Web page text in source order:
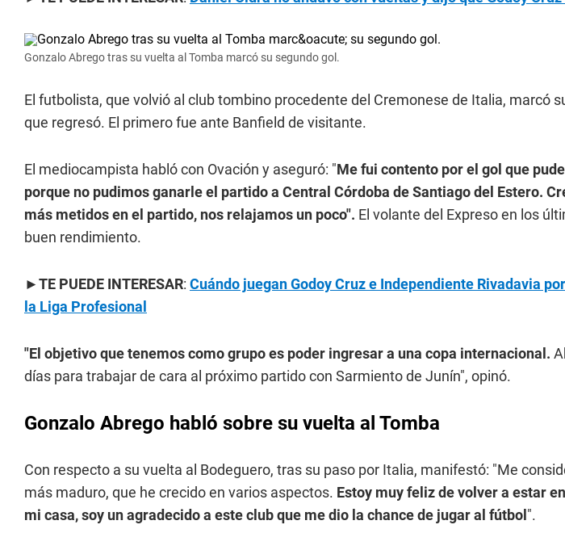
Gonzalo Abrego tras su vuelta al Tomba marcó su segundo gol.
El futbolista, que volvió al club tombino procedente del Cremonese de Italia, marcó
que regresó. El primero fue ante Banfield de visitante.
El mediocampista habló con Ovación y aseguró: "Me fui contento por el gol que
porque no pudimos ganarle el partido a Central Córdoba de Santiago del Estero.
más metidos en el partido, nos relajamos un poco". El volante del Expreso en los
buen rendimiento.
►TE PUEDE INTERESAR: Cuándo juegan Godoy Cruz e Independiente Rivadavia
la Liga Profesional
"El objetivo que tenemos como grupo es poder ingresar a una copa internacional.
días para trabajar de cara al próximo partido con Sarmiento de Junín", opinó.
Gonzalo Abrego habló sobre su vuelta al Tomba
Con respecto a su vuelta al Bodeguero, tras su paso por Italia, manifestó: "Me
más maduro, que he crecido en varios aspectos. Estoy muy feliz de volver a estar
mi casa, soy un agradecido a este club que me dio la chance de jugar al fútbol ".